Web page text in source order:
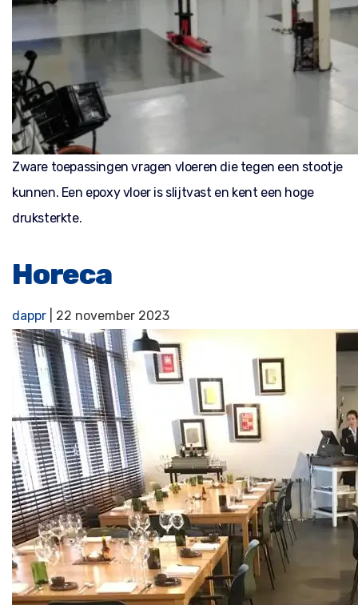
Zware toepassingen vragen vloeren die tegen een stootje
kunnen. Een epoxy vloer is slijtvast en kent een hoge
druksterkte.
Horeca
dappr 22 november 2023